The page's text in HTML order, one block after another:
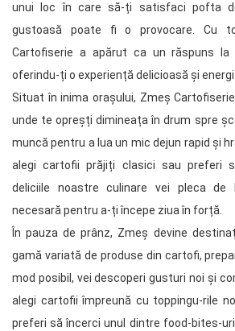
unui loc în care să-ți satisfaci pofta
gustoasă poate fi o provocare. Cu
Cartofiserie a apărut ca un răspuns la
oferindu-ți o experiență delicioasă și
Situat în inima orașului, Zmeș
unde te opreșți dimineața în drum spre
muncă pentru a lua un mic dejun rapid și
alegi cartofii prăjiți clasici sau preferi
deliciile noastre culinare vei pleca
necesară pentru a-ți începe ziua în forță.
În pauza de prânz, Zmeș devine
gamă variată de produse din cartofi,
mod posibil, vei descoperi gusturi noi și
alegi cartofii împreună cu toppingu-rile
preferi să încerci unul dintre food-bites-